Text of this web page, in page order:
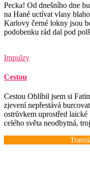
Pecka! Od dnešního dne
na Hané uctívat vlasy
Karlovy černé lokny jsou
podobenku rád dal pod
Impulzy
Cestou
Cestou Oblíbil jsem si
zjevení nepřestává
ostrůvkem uprostřed
celého světa neodbytná,